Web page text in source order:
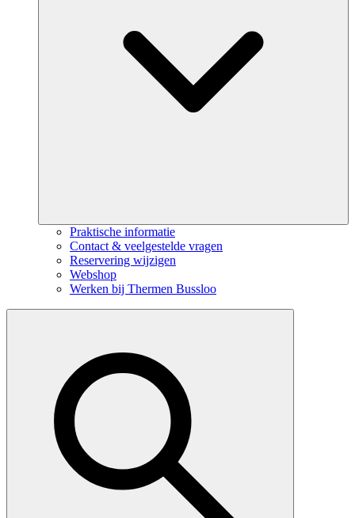
Praktische informatie
Contact & veelgestelde vragen
Reservering wijzigen
Webshop
Werken bij Thermen Bussloo